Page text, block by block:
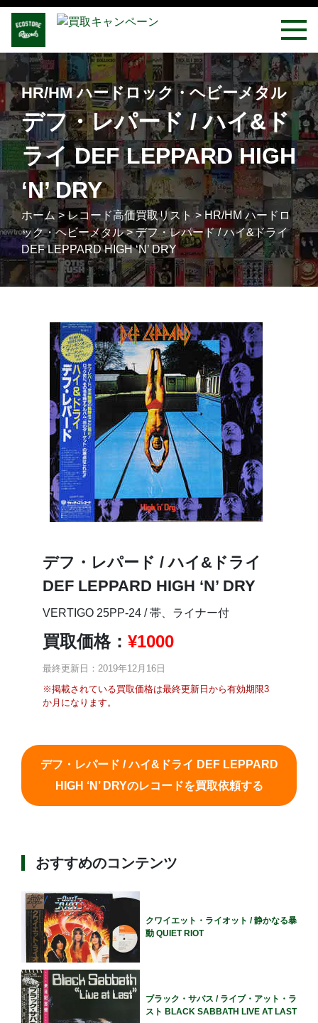
HR/HM ハードロック・ヘビーメタル
デフ・レパード / ハイ&ド
ライ DEF LEPPARD HIGH
‘N’ DRY
ホーム> レコード高価買取リスト > HR/HM ハードロ
ック・ヘビーメタル>デフ・レパード / ハイ&ドライ
DEF LEPPARD HIGH ‘N’ DRY
デフ・レパード / ハイ&ドライ
DEF LEPPARD HIGH ‘N’ DRY
VERTIGO 25PP-24 / 帯、ライナー付
買取価格： ¥1000
最終更新日：2019年12月16日
※掲載されている買取価格は最終更新日から有効期限3
か月になります。
デフ・レパード / ハイ&ドライ DEF LEPPARD
HIGH ‘N’ DRYのレコードを買取依頼する
おすすめのコンテンツ
クワイエット・ライオット / 静かなる暴
動 QUIET RIOT
ブラック・サバス / ライブ・アット・ラ
スト BLACK SABBATH LIVE AT LAST